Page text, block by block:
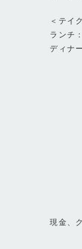
＜テイ
ランチ
ディナ
現金、